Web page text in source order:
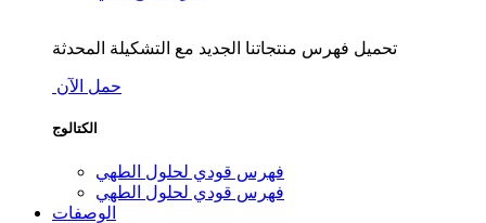
تحميل فهرس منتجاتنا الجديد مع التشكيلة المحدثة
حمل الآن
الكتالوج
فهرس قودي لحلول الطهي
فهرس قودي لحلول الطهي
الوصفات